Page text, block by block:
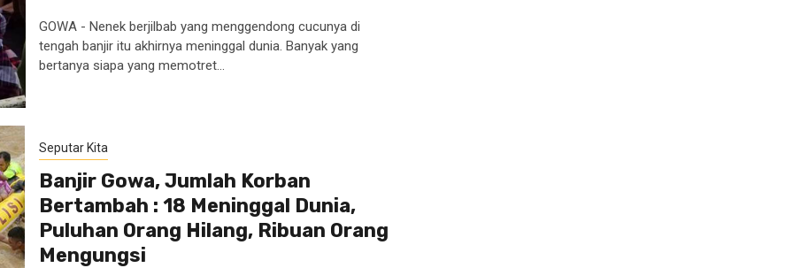
GOWA - Nenek berjilbab yang menggendong cucunya di
tengah banjir itu akhirnya meninggal dunia. Banyak yang
bertanya siapa yang memotret...
Seputar Kita
Banjir Gowa, Jumlah Korban
Bertambah : 18 Meninggal Dunia,
Puluhan Orang Hilang, Ribuan Orang
Mengungsi